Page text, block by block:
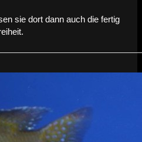
sie dort dann auch die fertig